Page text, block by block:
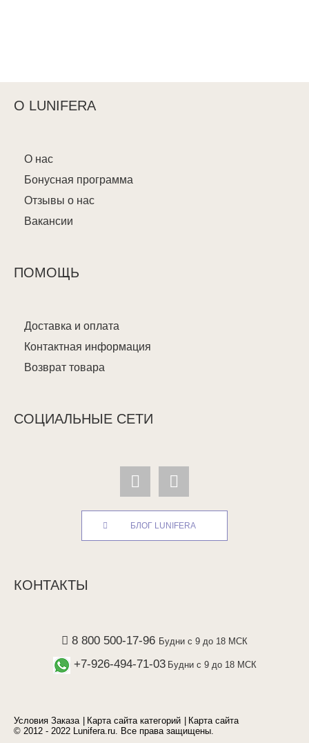
О LUNIFERA
О нас
Бонусная программа
Отзывы о нас
Вакансии
ПОМОЩЬ
Доставка и оплата
Контактная информация
Возврат товара
СОЦИАЛЬНЫЕ СЕТИ
БЛОГ LUNIFERA
КОНТАКТЫ
8 800 500-17-96 Будни с 9 до 18 МСК
+7-926-494-71-03 Будни с 9 до 18 МСК
Условия Заказа Карта сайта категорий
Карта сайта
© 2012 - 2022 Lunifera.ru. Все права защищены.